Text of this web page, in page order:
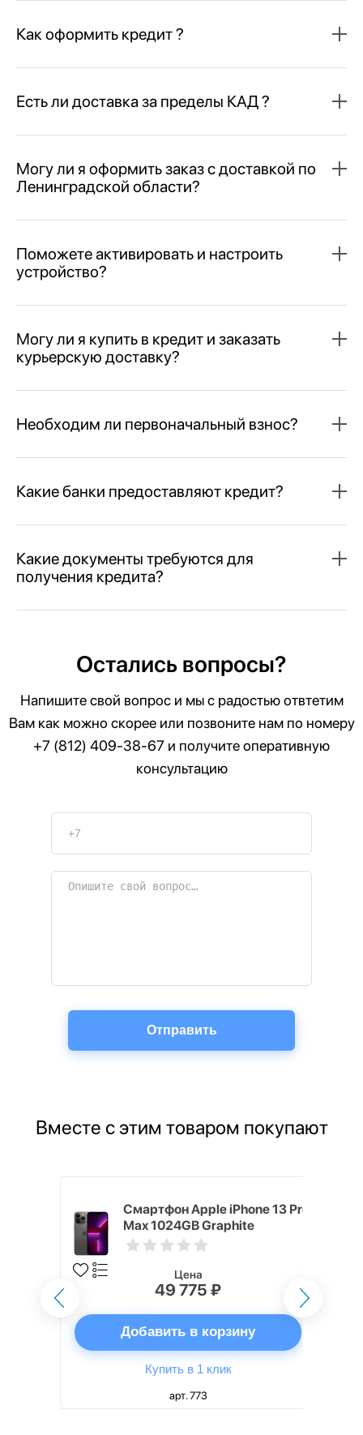
Как оформить кредит ?
Есть ли доставка за пределы КАД ?
Могу ли я оформить заказ с доставкой по
Ленинградской области?
Поможете активировать и настроить
устройство?
Могу ли я купить в кредит и заказать
курьерскую доставку?
Необходим ли первоначальный взнос?
Какие банки предоставляют кредит?
Какие документы требуются для
получения кредита?
Остались вопросы?
Напишите свой вопрос и мы с радостью отвтетим
Вам как можно скорее или позвоните нам по номеру
+7 (812) 409-38-67 и получите оперативную
консультацию
Вместе с этим товаром покупают
Смартфон Apple iPhone 13 Pro
Max 1024GB Graphite
Цена
49 775 ₽
Добавить в корзину
Купить в 1 клик
арт. 773